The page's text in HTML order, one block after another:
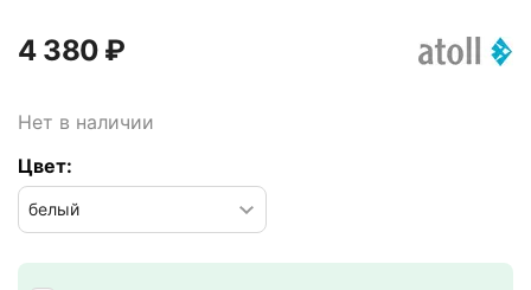
4 380 ₽
Нет в наличии
Цвет: